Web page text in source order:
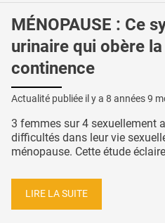
MÉNOPAUSE : Ce
urinaire qui obère
continence
Actualité publiée il y a 8 années 9
3 femmes sur 4 sexuellement
difficultés dans leur vie
ménopause. Cette étude
LIRE LA SUITE